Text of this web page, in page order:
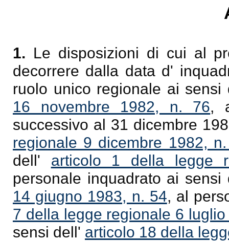
1. Le disposizioni di cui al
decorrere dalla data d'
ruolo unico regionale ai
16 novembre 1982, n. 76,
successivo al 31 dicembre
regionale 9 dicembre 1982,
dell' articolo 1 della legge
personale inquadrato ai
14 giugno 1983, n. 54, al
7 della legge regionale 6
sensi dell' articolo 18 della